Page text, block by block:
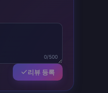
0/500
리뷰 등록